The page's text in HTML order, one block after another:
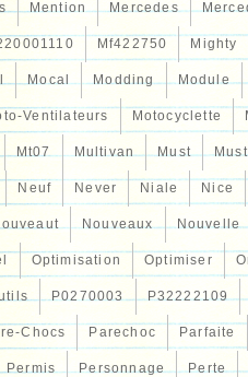
Mention Mercedes
Mf422750 Mighty
Mocal Modding Module
Ventilateurs Motocyclette
Mt07 Multivan Must
Neuf Never Niale Nice
Nouveaux Nouvelle
Optimisation Optimiser
P0270003 P32222109
Chocs Parechoc Parfaite
Permis Personnage Perte